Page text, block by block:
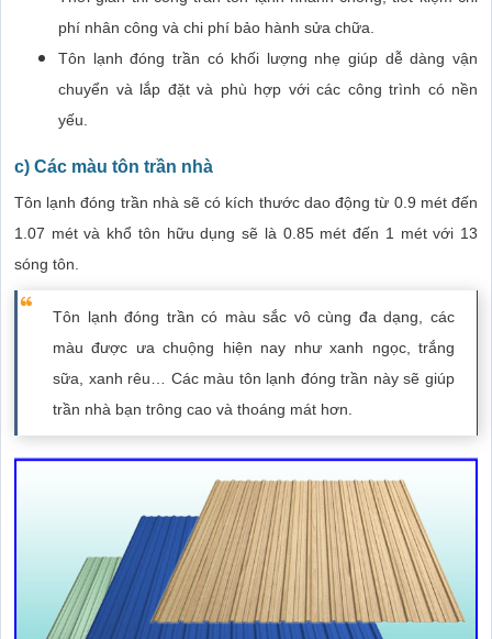
phí nhân công và chi phí bảo hành sửa chữa.
Tôn lạnh đóng trần có khối lượng nhẹ giúp dễ dàng vận
chuyển và lắp đặt và phù hợp với các công trình có nền
yếu.
c) Các màu tôn trần nhà
Tôn lạnh đóng trần nhà sẽ có kích thước dao động từ 0.9 mét đến
1.07 mét và khổ tôn hữu dụng sẽ là 0.85 mét đến 1 mét với 13
sóng tôn.
Tôn lạnh đóng trần có màu sắc vô cùng đa dạng, các
màu được ưa chuộng hiện nay như xanh ngọc, trắng
sữa, xanh rêu… Các màu tôn lạnh đóng trần này sẽ giúp
trần nhà bạn trông cao và thoáng mát hơn.